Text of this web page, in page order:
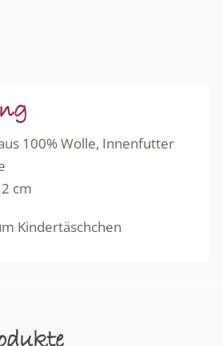
100% Wolle, Innenfutter
cm
Kindertäschchen